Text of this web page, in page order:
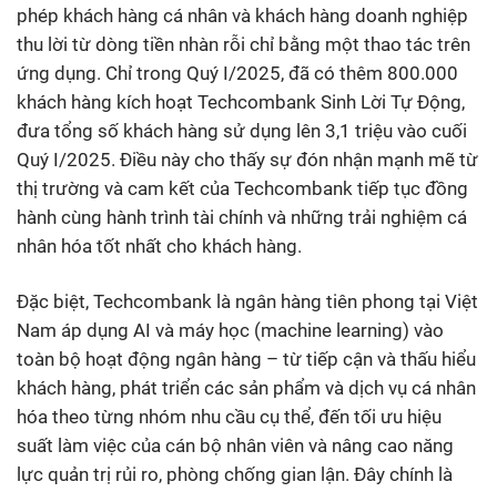
phép khách hàng cá nhân và khách hàng doanh nghiệp
thu lời từ dòng tiền nhàn rỗi chỉ bằng một thao tác trên
ứng dụng. Chỉ trong Quý I/2025, đã có thêm 800.000
khách hàng kích hoạt Techcombank Sinh Lời Tự Động,
đưa tổng số khách hàng sử dụng lên 3,1 triệu vào cuối
Quý I/2025. Điều này cho thấy sự đón nhận mạnh mẽ từ
thị trường và cam kết của Techcombank tiếp tục đồng
hành cùng hành trình tài chính và những trải nghiệm cá
nhân hóa tốt nhất cho khách hàng.
Đặc biệt, Techcombank là ngân hàng tiên phong tại Việt
Nam áp dụng AI và máy học (machine learning) vào
toàn bộ hoạt động ngân hàng – từ tiếp cận và thấu hiểu
khách hàng, phát triển các sản phẩm và dịch vụ cá nhân
hóa theo từng nhóm nhu cầu cụ thể, đến tối ưu hiệu
suất làm việc của cán bộ nhân viên và nâng cao năng
lực quản trị rủi ro, phòng chống gian lận. Đây chính là